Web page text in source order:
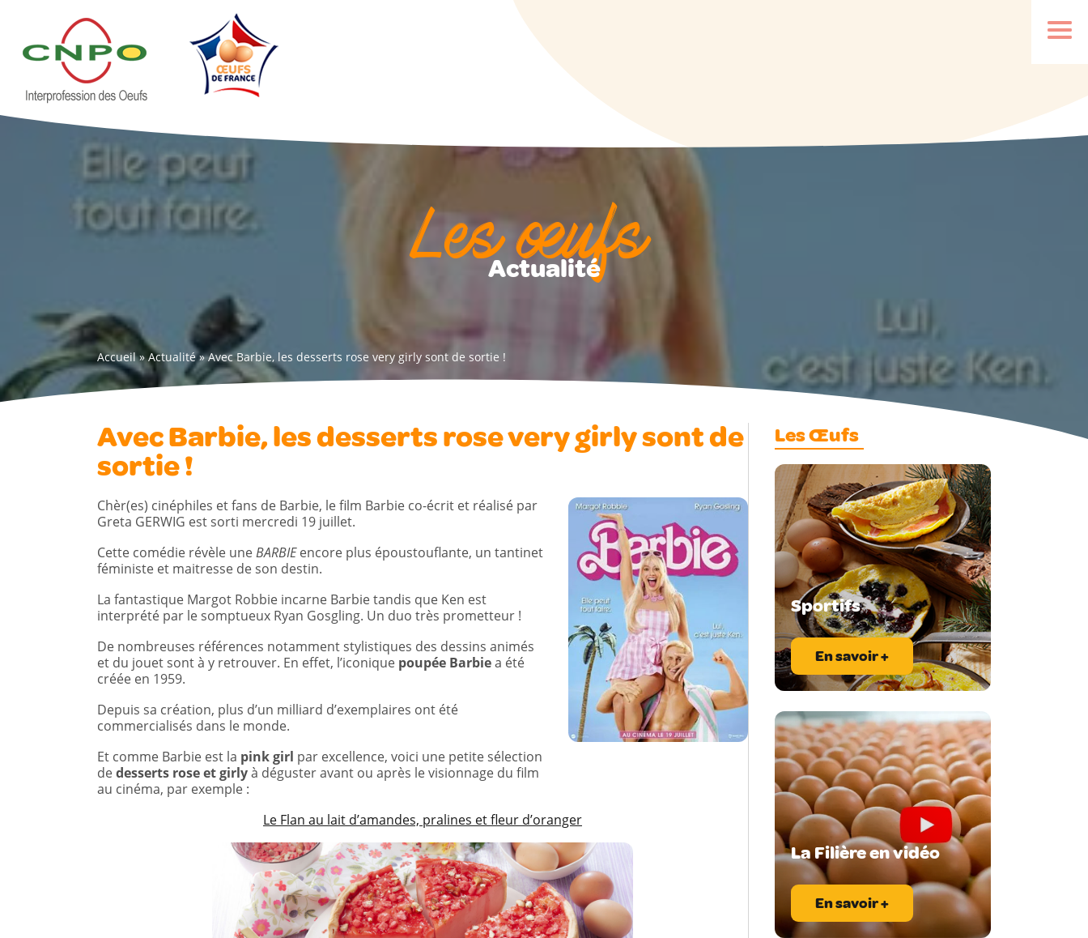
Les œufs
Actualité
Accueil»Actualité»Avec Barbie, les desserts rose very girly sont de sortie !
Avec Barbie, les desserts rose very girly sont de
sortie !
Chèr(es) cinéphiles et fans de Barbie, le film Barbie co-écrit et réalisé par
Greta GERWIG est sorti mercredi 19 juillet.
Cette comédie révèle uneBARBIEencore plus époustouflante, un tantinet
féministe et maitresse de son destin.
La fantastique Margot Robbie incarne Barbie tandis que Ken est
interprété par le somptueux Ryan Gosgling. Un duo très prometteur !
De nombreuses références notamment stylistiques des dessins animés
et du jouet sont à y retrouver. En effet, l’iconique poupée Barbiea été
créée en 1959.
Depuis sa création, plus d’un milliard d’exemplaires ont été
commercialisés dans le monde.
Et comme Barbie est la pink girl par excellence, voici une petite sélection
dedesserts rose et girlyà déguster avant ou après le visionnage du film
au cinéma, par exemple :
Le Flan au lait d’amandes, pralines et fleur d’oranger
Les Œufs
Sportifs
En savoir +
La Filière en vidéo
En savoir +